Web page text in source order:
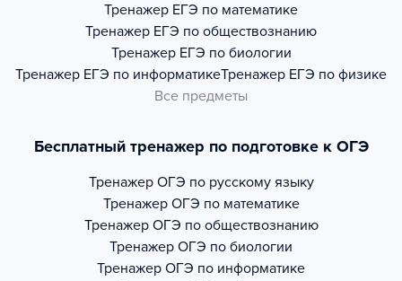
Тренажер ЕГЭ по математике
Тренажер ЕГЭ по обществознанию
Тренажер ЕГЭ по биологии
Тренажер ЕГЭ по информатикеТренажер ЕГЭ по физике
Все предметы
Бесплатный тренажер по подготовке к ОГЭ
Тренажер ОГЭ по русскому языку
Тренажер ОГЭ по математике
Тренажер ОГЭ по обществознанию
Тренажер ОГЭ по биологии
Тренажер ОГЭ по информатике